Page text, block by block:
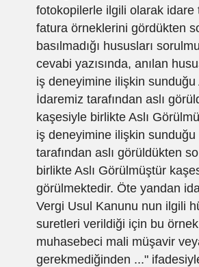
fotokopilerle ilgili olarak idare
fatura örneklerini gördükten
basılmadığı hususları
cevabi yazısında, anılan
iş deneyimine ilişkin
İdaremiz tarafından aslı
kaşesiyle birlikte Aslı
iş deneyimine ilişkin
tarafından aslı görüldükten
birlikte Aslı Görülmüştür
görülmektedir. Öte yandan
Vergi Usul Kanunu nun ilgili
suretleri verildiği için bu
muhasebeci mali müşavir
gerekmediğinden ..."